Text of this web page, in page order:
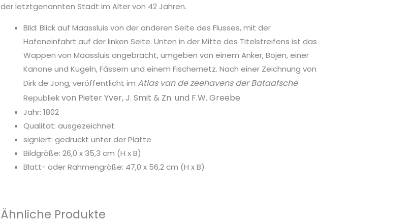
der letztgenannten Stadt im Alter von 42 Jahren.
Bild: Blick auf Maassluis von der anderen Seite des Flusses, mit der
Hafeneinfahrt auf der linken Seite. Unten in der Mitte des Titelstreifens ist das
Wappen von Maassluis angebracht, umgeben von einem Anker, Bojen, einer
Kanone und Kugeln, Fässern und einem Fischernetz. Nach einer Zeichnung von
Dirk de Jong, veröffentlicht im Atlas van de zeehavens der Bataafsche
Republiekvon Pieter Yver, J. Smit & Zn. und F.W. Greebe
Jahr: 1802
Qualität: ausgezeichnet
signiert: gedruckt unter der Platte
Bildgröße: 26,0 x 35,3 cm (H x B)
Blatt- oder Rahmengröße: 47,0 x 56,2 cm (H x B)
Ähnliche Produkte